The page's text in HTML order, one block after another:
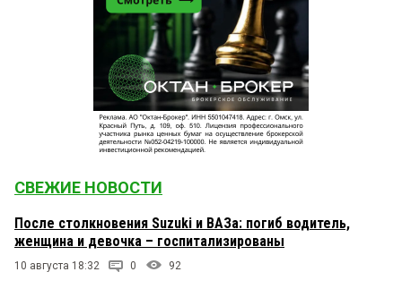
СВЕЖИЕ НОВОСТИ
После столкновения Suzuki и ВАЗа: погиб водитель,
женщина и девочка – госпитализированы
10 августа 18:32 0 92